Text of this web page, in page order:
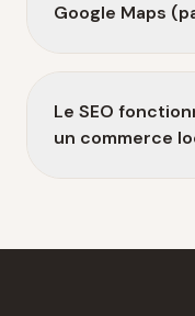
Google Maps
Le SEO
un commerce